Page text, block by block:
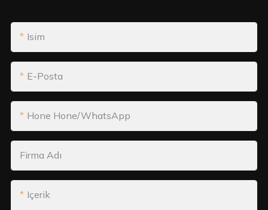
Isim
E-Posta
Hone Hone/WhatsApp
Firma Adı
Içerik